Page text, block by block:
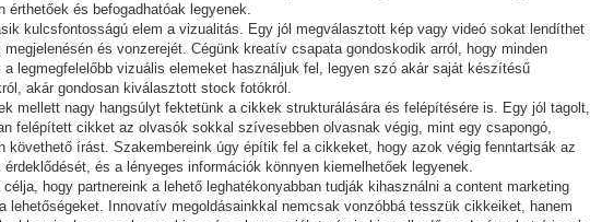
érthetőek és befogadhatóak legyenek.
kulcsfontosságú elem a vizualitás. Egy jól megválasztott kép vagy videó sokat lendíthet
megjelenésén és vonzerejét. Cégünk kreatív csapata gondoskodik arról, hogy minden
a legmegfelelőbb vizuális elemeket használjuk fel, legyen szó akár saját készítésű
akár gondosan kiválasztott stock fotókról.
mellett nagy hangsúlyt fektetünk a cikkek strukturálására és felépítésére is. Egy jól tagolt,
felépített cikket az olvasók sokkal szívesebben olvasnak végig, mint egy csapongó,
követhető írást. Szakembereink úgy építik fel a cikkeket, hogy azok végig fenntartsák az
érdeklődését, és a lényeges információk könnyen kiemelhetőek legyenek.
célja, hogy partnereink a lehető leghatékonyabban tudják kihasználni a content marketing
lehetőségeket. Innovatív megoldásainkkal nemcsak vonzóbbá tesszük cikkeiket, hanem